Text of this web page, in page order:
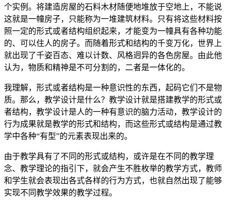
个实例。将建造房屋的石料木材随便地堆放于空地上，不能说
这就是一幢房子，只能称为一堆建筑材料。只有将这些材料按
照一定的形式或者结构组织起来，才能变为一幢具有各种功能
的、可以住人的房子。而随着形式和结构的千变万化，世界上
就出现了千姿百态、难以计数、风格迥异的各色房屋。由此他
认为，物质和精神是不可分割的，二者是一体化的。
我理解，形式或者结构是一种意识性的东西，起码它们不是物
质。那么，教学设计是什么？教学设计就是搭建教学的形式或
者结构，教学设计是人的一种有意识的脑力活动，教学设计的
行为成果就是教学的形式和结构，而这些形式或结构是通过教
学中各种“有型”的元素表现出来的。
由于教学具有了不同的形式或结构，或许是在不同的教学理
念、教学理论的指引下，就会产生不胜枚举的教学方式，教师
和学生就会表现出各式各样的行为方式，也就自然出现了能够
实现不同教学效果的教学过程。